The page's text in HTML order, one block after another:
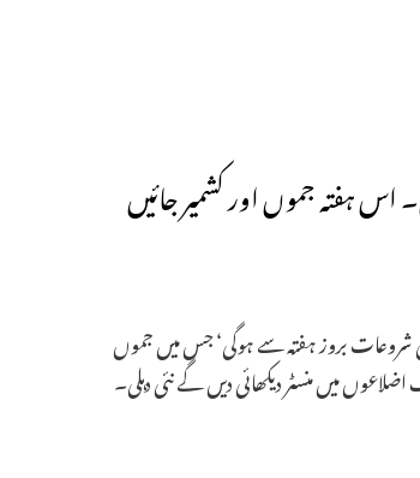
اس ہفتہ جموں اور کشمیر جائیں
بروز ہفتہ سے ہوگی‘ جس میں جموں
میں منسٹر دیکھائی دیں گے نئی دہلی۔